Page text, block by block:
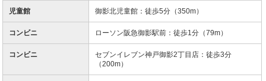
児童館 御影北児童館：徒歩5分（350m）
コンビニ ローソン阪急御影駅前：徒歩1分（79m）
コンビニ
セブンイレブン神戸御影2丁目店：徒歩3分
（200m）